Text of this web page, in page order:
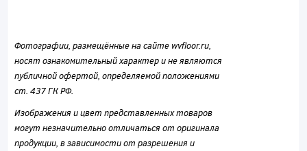
Фотографии, размещённые на сайте wvfloor.ru,
носят ознакомительный характер и не являются
публичной офертой, определяемой положениями
ст. 437 ГК РФ.
Изображения и цвет представленных товаров
могут незначительно отличаться от оригинала
продукции, в зависимости от разрешения и